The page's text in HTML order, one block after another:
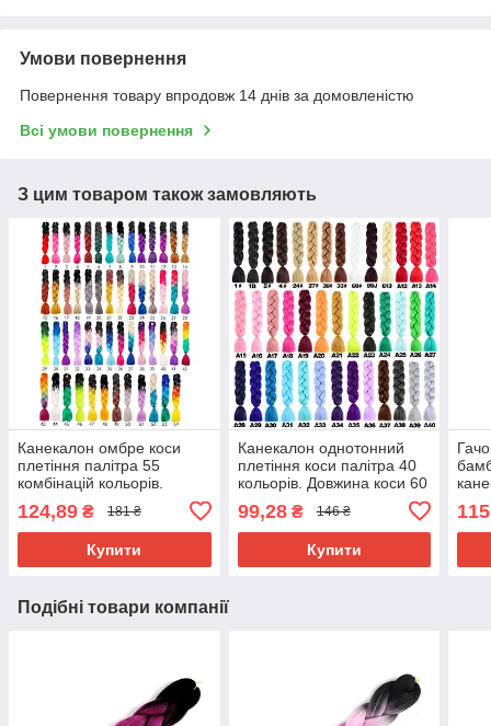
Умови повернення
Повернення товару впродовж 14 днів за домовленістю
Всі умови повернення
З цим товаром також замовляють
Канекалон омбре коси
плетіння палітра 55
комбінацій кольорів.
Термостійкий
124,89 ₴ 181 ₴
Купити
Канекалон однотонний
плетіння коси палітра 40
кольорів. Довжина коси 60
99,28₴ 146 ₴
Купити
115
Подібні товари компанії